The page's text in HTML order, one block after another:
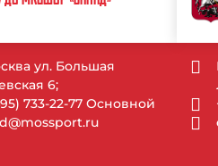
ул. Большая
6;
733-22-77 Основной